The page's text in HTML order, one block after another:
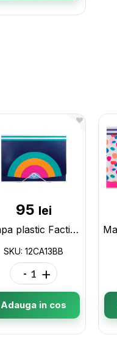
95 lei
Mapa plastic Factis 13sectii/cu elastic Albastra 12CA13BB
SKU: 12CA13BB
- +
Adauga in cos